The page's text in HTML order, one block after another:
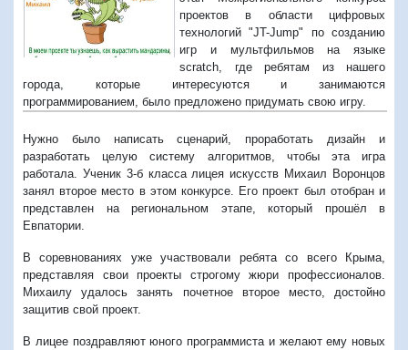
проектов в области цифровых
технологий "JT-Jump" по созданию
игр и мультфильмов на языке
scratch, где ребятам из нашего
города, которые интересуются и занимаются
программированием, было предложено придумать свою игру.
Нужно было написать сценарий, проработать дизайн и
разработать целую систему алгоритмов, чтобы эта игра
работала. Ученик 3-б класса лицея искусств Михаил Воронцов
занял второе место в этом конкурсе. Его проект был отобран и
представлен на региональном этапе, который прошёл в
Евпатории.
В соревнованиях уже участвовали ребята со всего Крыма,
представляя свои проекты строгому жюри профессионалов.
Михаилу удалось занять почетное второе место, достойно
защитив свой проект.
В лицее поздравляют юного программиста и желают ему новых